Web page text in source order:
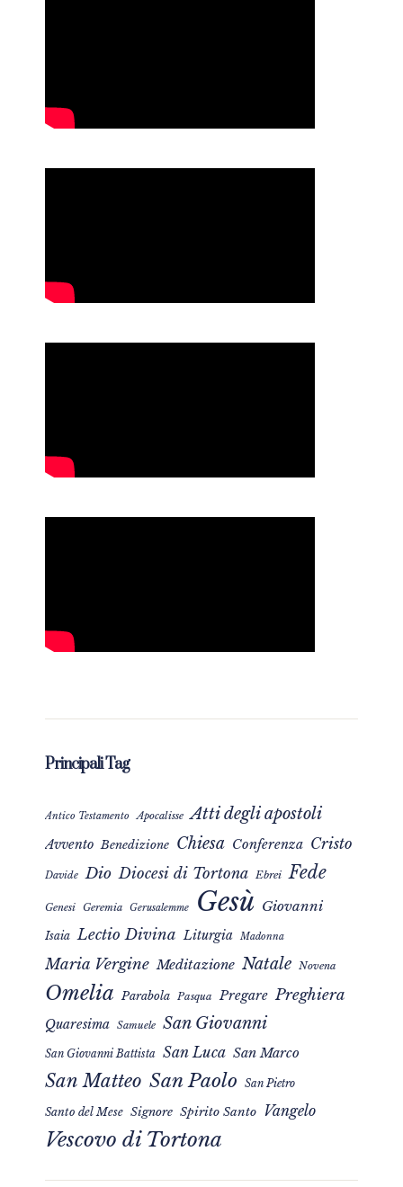
Principali Tag
Antico Testamento Apocalisse Atti degli apostoli
Avvento Benedizione Chiesa Conferenza Cristo
Davide Dio Diocesi di Tortona Ebrei Fede
Genesi Geremia Gerusalemme Gesù Giovanni
Isaia Lectio Divina Liturgia Madonna
Maria Vergine Meditazione Natale Novena
Omelia Parabola Pasqua Pregare Preghiera
Quaresima Samuele San Giovanni
San Giovanni Battista San Luca San Marco
San Matteo San Paolo San Pietro
Santo del Mese Signore Spirito Santo Vangelo
Vescovo di Tortona